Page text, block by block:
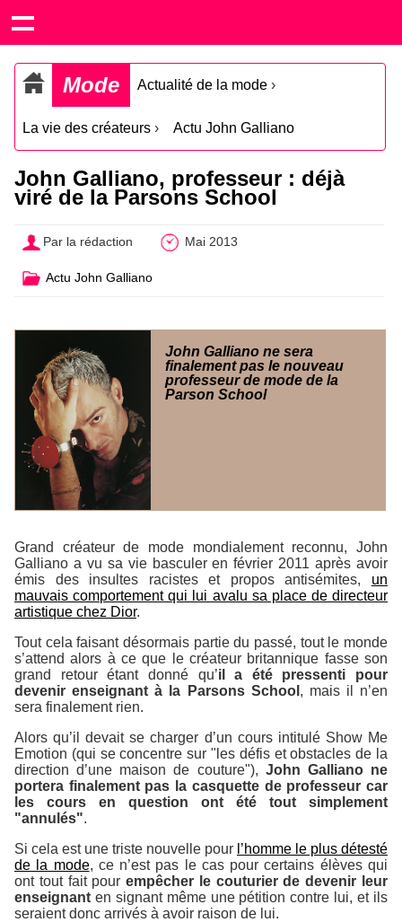
Mode Actualité de la mode ›
La vie des créateurs › Actu John Galliano
John Galliano, professeur : déjà
viré de la Parsons School
Par la rédaction Mai 2013
Actu John Galliano
John Galliano ne sera
finalement pas le nouveau
professeur de mode de la
Parson School
Grand créateur de mode mondialement reconnu, John
Galliano a vu sa vie basculer en février 2011 après avoir
émis des insultes racistes et propos antisémites, un
mauvais comportement qui lui avalu sa place de directeur
artistique chez Dior.
Tout cela faisant désormais partie du passé, tout le monde
s’attend alors à ce que le créateur britannique fasse son
grand retour étant donné qu’il a été pressenti pour
devenir enseignant à la Parsons School , mais il n’en
sera finalement rien.
Alors qu’il devait se charger d’un cours intitulé Show Me
Emotion (qui se concentre sur "les défis et obstacles de la
direction d’une maison de couture"), John Galliano ne
portera finalement pas la casquette de professeur car
les cours en question ont été tout simplement
"annulés".
Si cela est une triste nouvelle pour l’homme le plus détesté
de la mode, ce n’est pas le cas pour certains élèves qui
ont tout fait pourempêcher le couturier de devenir leur
enseignant en signant même une pétition contre lui, et ils
seraient donc arrivés à avoir raison de lui.